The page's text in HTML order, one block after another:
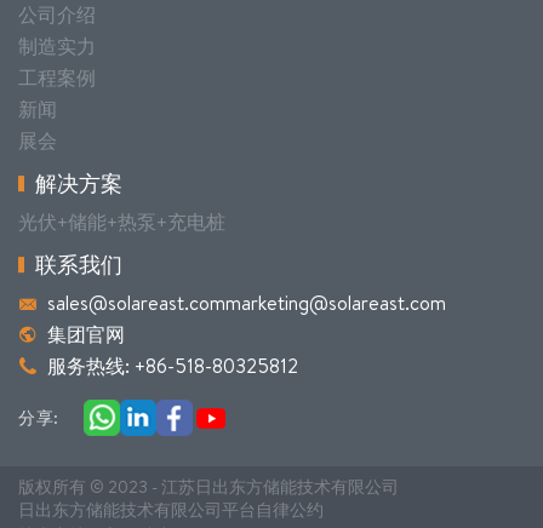
公司介绍
制造实力
工程案例
新闻
展会
解决方案
光伏+储能+热泵+充电桩
联系我们
sales@solareast.commarketing@solareast.com
集团官网
服务热线: +86-518-80325812
分享:
版权所有 © 2023 - 江苏日出东方储能技术有限公司
日出东方储能技术有限公司平台自律公约